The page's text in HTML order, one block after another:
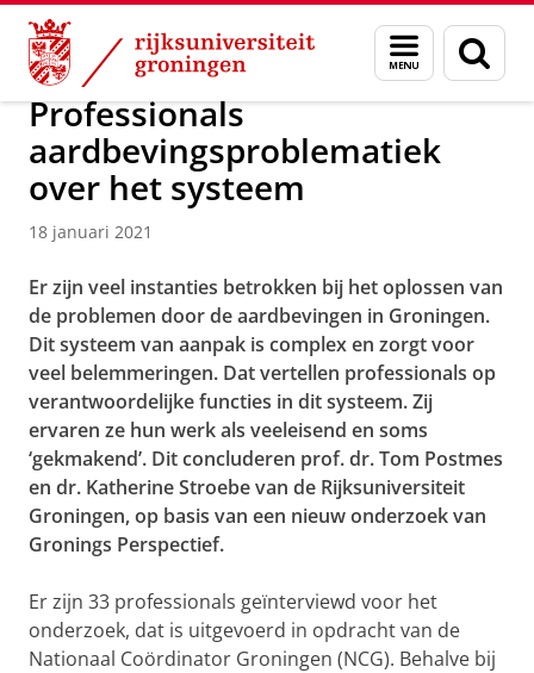
Skip
Content
Skip
Navigation
Menu
en
zoeken
Over ons Actueel Nieuws Nieuwsberichten
Professionals
aardbevingsproblematiek
over het systeem
18 januari 2021
Er zijn veel instanties betrokken bij het oplossen van
de problemen door de aardbevingen in Groningen.
Dit systeem van aanpak is complex en zorgt voor
veel belemmeringen. Dat vertellen professionals op
verantwoordelijke functies in dit systeem. Zij
ervaren ze hun werk als veeleisend en soms
‘gekmakend’. Dit concluderen prof. dr. Tom Postmes
en dr. Katherine Stroebe van de Rijksuniversiteit
Groningen, op basis van een nieuw onderzoek van
Gronings Perspectief.
Er zijn 33 professionals geïnterviewd voor het
onderzoek, dat is uitgevoerd in opdracht van de
Nationaal Coördinator Groningen (NCG). Behalve bij